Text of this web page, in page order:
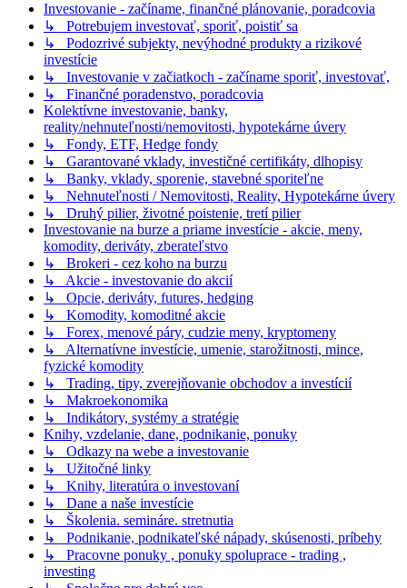
Investovanie - začíname, finančné plánovanie, poradcovia
↳ Potrebujem investovať, sporiť, poistiť sa
↳ Podozrivé subjekty, nevýhodné produkty a rizikové
investície
↳ Investovanie v začiatkoch - začíname sporiť, investovať,
↳ Finančné poradenstvo, poradcovia
Kolektívne investovanie, banky,
reality/nehnuteľnosti/nemovitosti, hypotekárne úvery
↳ Fondy, ETF, Hedge fondy
↳ Garantované vklady, investičné certifikáty, dlhopisy
↳ Banky, vklady, sporenie, stavebné sporiteľne
↳ Nehnuteľnosti / Nemovitosti, Reality, Hypotekárne úvery
↳ Druhý pilier, životné poistenie, tretí pilier
Investovanie na burze a priame investície - akcie, meny,
komodity, deriváty, zberateľstvo
↳ Brokeri - cez koho na burzu
↳ Akcie - investovanie do akcií
↳ Opcie, deriváty, futures, hedging
↳ Komodity, komoditné akcie
↳ Forex, menové páry, cudzie meny, kryptomeny
↳ Alternatívne investície, umenie, starožitnosti, mince,
fyzické komodity
↳ Trading, tipy, zverejňovanie obchodov a investícií
↳ Makroekonomika
↳ Indikátory, systémy a stratégie
Knihy, vzdelanie, dane, podnikanie, ponuky
↳ Odkazy na webe a investovanie
↳ Užitočné linky
↳ Knihy, literatúra o investovaní
↳ Dane a naše investície
↳ Školenia. semináre. stretnutia
↳ Podnikanie, podnikateľské nápady, skúsenosti, príbehy
↳ Pracovne ponuky , ponuky spoluprace - trading ,
investing